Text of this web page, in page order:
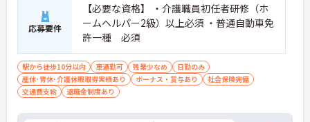
応募要件
【必要な資格】 ・介護職員初任者研修（ホ
ームヘルパー2級）以上必須 ・普通自動車免
許一種 必須
駅から徒歩10分以内 車通勤可 残業少なめ
日勤のみ
産休･育休･介護休暇取得実績あり
ボーナス・賞与あり
社会保険完備
交通費支給
退職金制度あり